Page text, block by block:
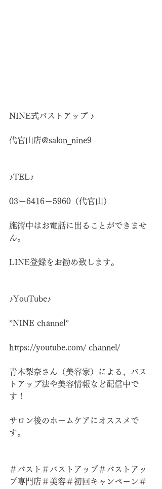
NINE式バストアップ ♪
代官山店@salon_nine9
♪TEL♪
03ー6416ー5960（代官山）
施術中はお電話に出ることができませ
ん。
LINE登録をお勧め致します。
♪YouTube♪
”NINE channel”
https://youtube.com/ channel/
青木梨奈さん（美容家）による、バス
トアップ法や美容情報など配信中で
す！
サロン後のホームケアにオススメで
す。
＃バスト＃バストアップ＃バストアッ
プ専門店＃美容＃初回キャンペーン＃